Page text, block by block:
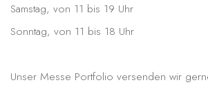
Samstag, von 11 bis 19 Uhr
Sonntag, von 11 bis 18 Uhr
Unser Messe Portfolio versenden wir